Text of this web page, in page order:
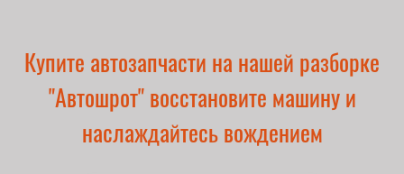
Купите автозапчасти на нашей разборке
"Автошрот" восстановите машину и
наслаждайтесь вождением